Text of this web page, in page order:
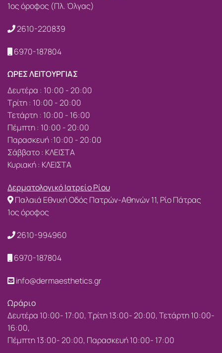
1ος όροφος (Πλ. Όλγας)
2610-220839
6970-187804
ΩΡΕΣ ΛΕΙΤΟΥΡΓΙΑΣ
Δευτέρα : 10:00 - 20:00
Τρίτη : 10:00 - 20:00
Τετάρτη : 10:00 - 16:00
Πέμπτη : 10:00 - 20:00
Παρασκευή :10:00 - 20:00
Σάββατο : ΚΛΕΙΣΤΑ
Κυριακή : ΚΛΕΙΣΤΑ
Δερματολογικό Ιατρείο Ρίου
Παλαιά Εθνική Οδός Πατρών-Αθηνών 11, Ρίο Πάτρας
1ος όροφος
2610-994960
6970-187804
info@dermaesthetics.gr
Ωράριο
Δευτέρα 10:00- 17:00, Τρίτη 13:00- 20:00, Τετάρτη 10:00-
16:00,
Πέμπτη 13:00- 20:00, Παρασκευή 10:00- 17:00